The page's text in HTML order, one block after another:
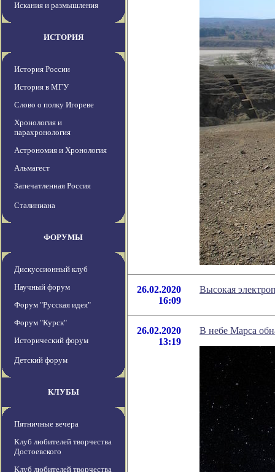
Искания и размышления
ИСТОРИЯ
История России
История в МГУ
Слово о полку Игореве
Хронология и
парахронология
Астрономия и Хронология
Альмагест
Запечатленная Россия
Сталиниана
ФОРУМЫ
Дискуссионный клуб
Научный форум
Форум "Русская идея"
Форум "Курск"
Исторический форум
Детский форум
КЛУБЫ
Пятничные вечера
Клуб любителей творчества
Достоевского
Клуб любителей творчества
26.02.2020
16:09
Высокая
26.02.2020
13:19
В небе Марса